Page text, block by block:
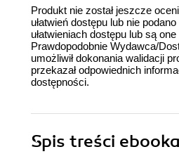
Produkt nie został jeszcze
ułatwień dostępu lub nie
ułatwieniach dostępu lub są
Prawdopodobnie Wydawca/
umożliwił dokonania walidacji
przekazał odpowiednich
dostępności.
Spis treści ebooka